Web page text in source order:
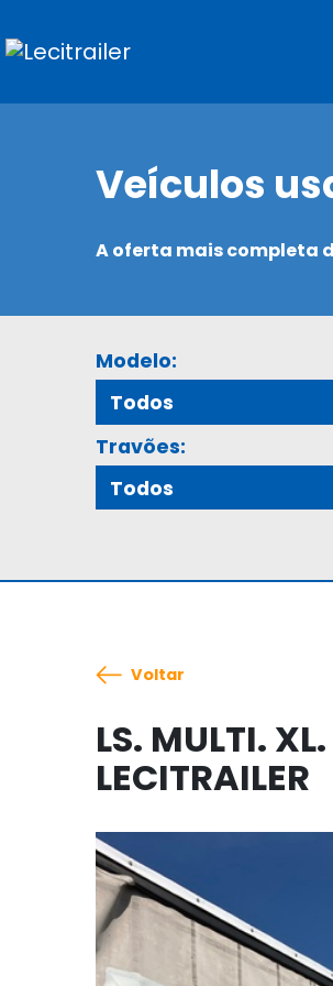
Veículos
A oferta mais completa
Modelo:
Travões:
Voltar
LS. MULTI. XL.
LECITRAILER